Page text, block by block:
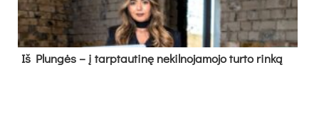
Iš Plungės – į tarptautinę nekilnojamojo turto rinką